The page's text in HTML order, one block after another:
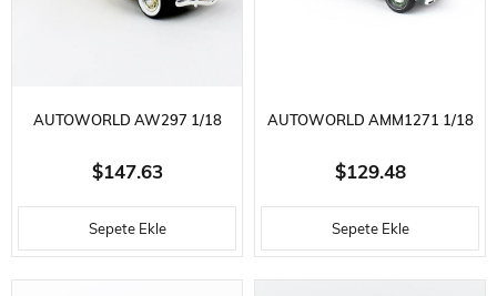
AUTOWORLD AW297 1/18
ÖLÇEK, 1935 AUBURN 851
SPEEDSTER, CREAM,
SERGILEMEYE HAZIR METAL
$147.63
Sepete Ekle
AUTOWORLD AMM1271 1/18
ÖLÇEK, 1969 OLDS CUTLASS
W31 MCACN, GLADE GREEN,
SERGILEMEYE HAZIR METAL
$129.48
Sepete Ekle